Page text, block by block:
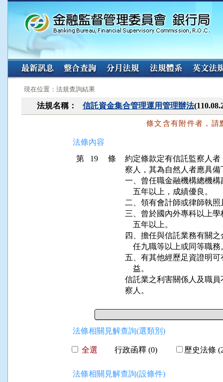
:::
現在位置：法規查詢結果
法規名稱： 信託資金集合管理運用管理辦法
條文含有附件者，請
法條內容
第 19 條
約定條款定有信託監察人
察人，其為自然人者應具
一、曾任職金融機構總機
    五年以上，成績優良。
二、領有會計師或律師執
三、曾於國內外專科以上
    五年以上。
四、擔任與信託業務有關
任九職等以上或同等職務
五、有其他經歷足資證明
    益。
信託業之利害關係人及職
察人。
法條相關見解查詢(選類別)
全選 行政函釋 (0) 歷史法條
法條相關見解查詢(設條件)